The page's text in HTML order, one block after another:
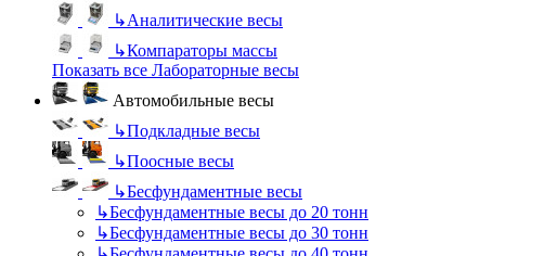
↳Аналитические весы
↳Компараторы массы
Показать все Лабораторные весы
Автомобильные весы
↳Подкладные весы
↳Поосные весы
↳Бесфундаментные весы
↳Бесфундаментные весы до 20 тонн
↳Бесфундаментные весы до 30 тонн